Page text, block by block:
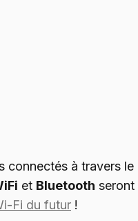
connectés à travers le
et Bluetooth seront
Fi du futur !